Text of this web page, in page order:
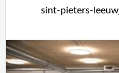
sint-pieters-